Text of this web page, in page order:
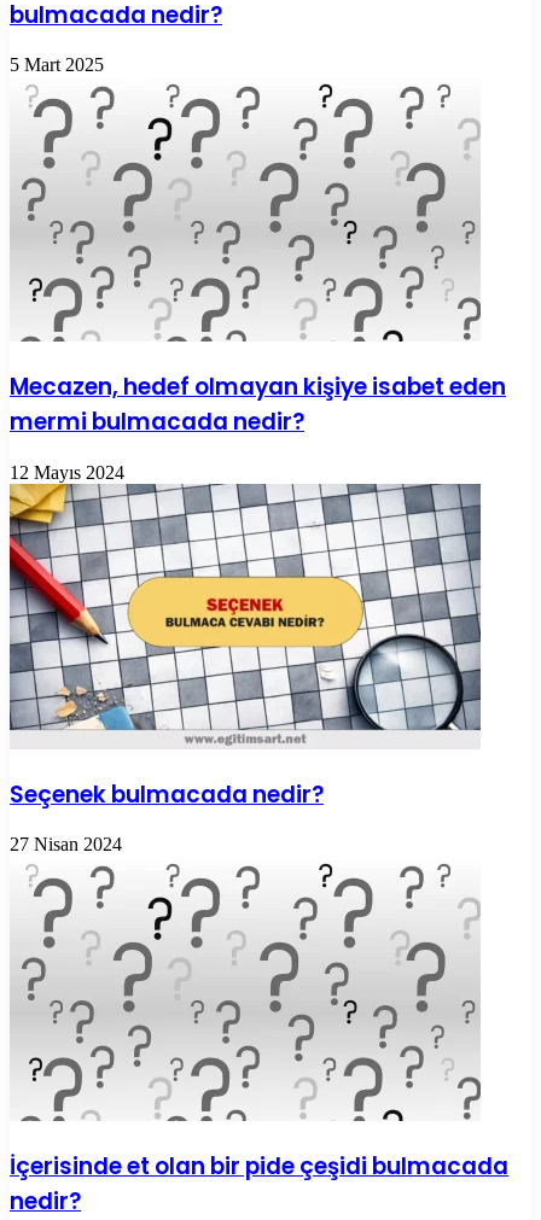
bulmacada nedir?
5 Mart 2025
Mecazen, hedef olmayan kişiye isabet eden
mermi bulmacada nedir?
12 Mayıs 2024
Seçenek bulmacada nedir?
27 Nisan 2024
İçerisinde et olan bir pide çeşidi bulmacada
nedir?